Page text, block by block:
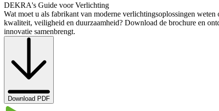
DEKRA's Guide voor Verlichting
Wat moet u als fabrikant van moderne verlichtingsoplossingen weten
kwaliteit, veiligheid en duurzaamheid? Download de brochure en
innovatie samenbrengt.
Download PDF